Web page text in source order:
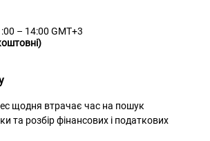
– 14:00 GMT+3
щодня втрачає час на пошук
та розбір фінансових і податкових